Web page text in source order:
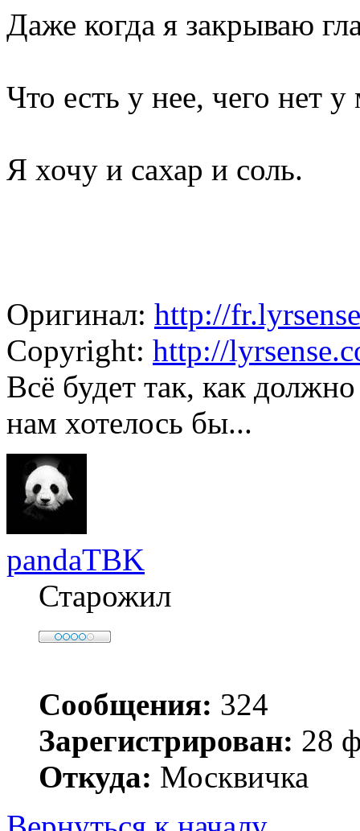
Даже когда я закрываю
Что есть у нее, чего нет у
Я хочу и сахар и соль.
Оригинал: http://
Copyright: http://
Всё будет так, как
нам хотелось бы...
pandaTBK
Старожил
Сообщения: 324
Зарегистрирован: 28
Откуда: Москвичка